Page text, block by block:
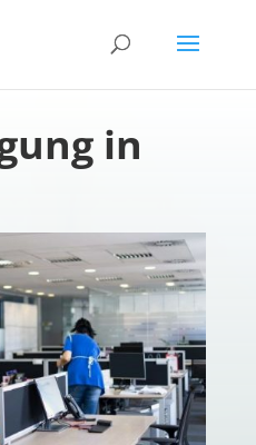
in